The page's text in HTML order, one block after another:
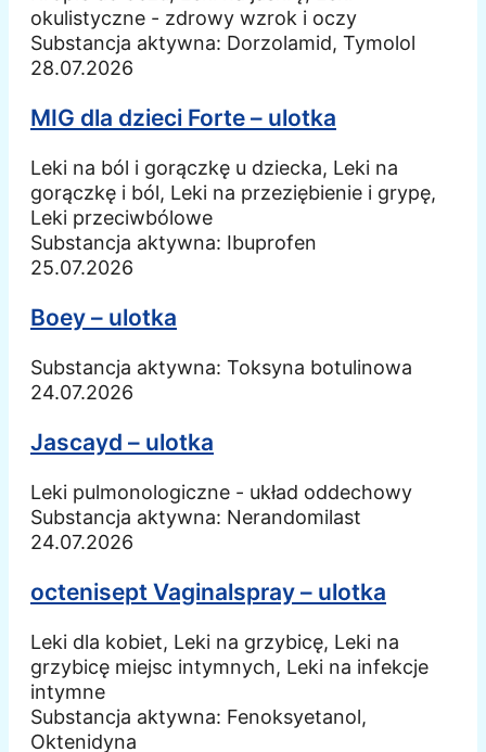
okulistyczne - zdrowy wzrok i oczy
Substancja aktywna: Dorzolamid, Tymolol
28.07.2026
MIG dla dzieci Forte – ulotka
Leki na ból i gorączkę u dziecka, Leki na
gorączkę i ból, Leki na przeziębienie i grypę,
Leki przeciwbólowe
Substancja aktywna: Ibuprofen
25.07.2026
Boey – ulotka
Substancja aktywna: Toksyna botulinowa
24.07.2026
Jascayd – ulotka
Leki pulmonologiczne - układ oddechowy
Substancja aktywna: Nerandomilast
24.07.2026
octenisept Vaginalspray – ulotka
Leki dla kobiet, Leki na grzybicę, Leki na
grzybicę miejsc intymnych, Leki na infekcje
intymne
Substancja aktywna: Fenoksyetanol,
Oktenidyna